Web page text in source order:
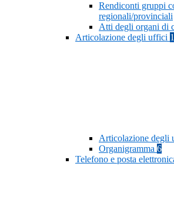
Rendiconti gruppi
regionali/provinciali
Atti degli organi di
Articolazione degli uffici
Articolazione degli
Organigramma 6
Telefono e posta